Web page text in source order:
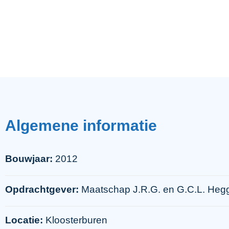
Algemene informatie
Bouwjaar: 2012
Opdrachtgever: Maatschap J.R.G. en G.C.L.
Locatie: Kloosterburen